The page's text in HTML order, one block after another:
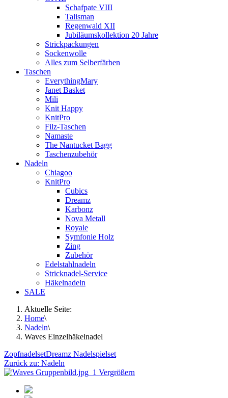
Schafpate VIII
Talisman
Regenwald XII
Jubiläumskollektion 20 Jahre
Strickpackungen
Sockenwolle
Alles zum Selberfärben
Taschen
EverythingMary
Janet Basket
Mili
Knit Happy
KnitPro
Filz-Taschen
Namaste
The Nantucket Bagg
Taschenzubehör
Nadeln
Chiagoo
KnitPro
Cubics
Dreamz
Karbonz
Nova Metall
Royale
Symfonie Holz
Zing
Zubehör
Edelstahlnadeln
Stricknadel-Service
Häkelnadeln
SALE
Aktuelle Seite:
Home\
Nadeln\
Waves Einzelhäkelnadel
ZopfnadelsetDreamz Nadelspielset
Zurück zu: Nadeln
Vergrößern